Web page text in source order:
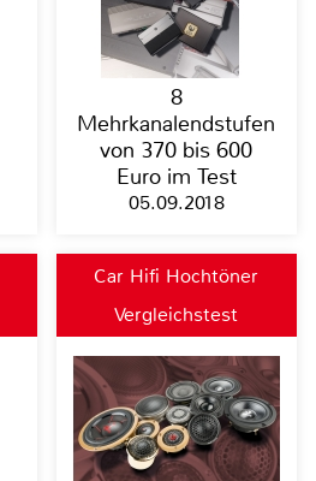
8
Mehrkanalendstufen
von 370 bis 600
Euro im Test
05.09.2018
Car Hifi Hochtöner
Vergleichstest